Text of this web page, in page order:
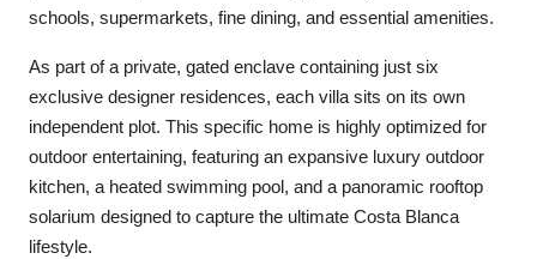
schools, supermarkets, fine dining, and essential amenities.
As part of a private, gated enclave containing just six
exclusive designer residences, each villa sits on its own
independent plot. This specific home is highly optimized for
outdoor entertaining, featuring an expansive luxury outdoor
kitchen, a heated swimming pool, and a panoramic rooftop
solarium designed to capture the ultimate Costa Blanca
lifestyle.